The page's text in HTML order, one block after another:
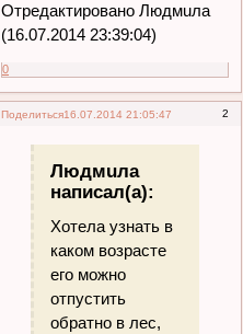
Отредактировано Людмuла
(16.07.2014 23:39:04)
0
Поделиться 2
16.07.2014 21:05:47
Людмuла
написал(а):
Хотела узнать в
каком возрасте
его можно
отпустить
обратно в лес,